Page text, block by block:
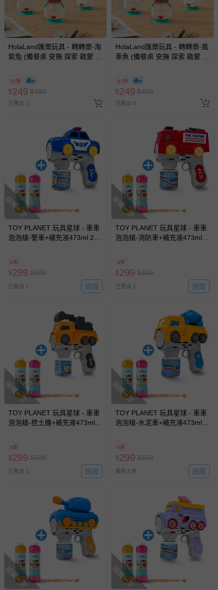
HolaLand匯樂玩具 - 轉轉樂-淘
氣兔 (備餐桌 安撫 探索 啟蒙 寶
51折
$249 $490
已售出 2
HolaLand匯樂玩具 - 轉轉樂-風
車魚 (備餐桌 安撫 探索 啟蒙 寶
51折
$249 $490
已售出 9
搶購一空
TOY PLANET 玩具星球 - 車車
泡泡槍-警車+補充液473ml 2瓶
6折
$299 $500
已售出 1 追蹤
搶購一空
TOY PLANET 玩具星球 - 車車
泡泡槍-消防車+補充液473ml 2
6折
$299 $500
已售出 1 追蹤
搶購一空
TOY PLANET 玩具星球 - 車車
泡泡槍-挖土機+補充液473ml 2
6折
$299 $500
已售出 1 追蹤
搶購一空
TOY PLANET 玩具星球 - 車車
泡泡槍-水泥車+補充液473ml 2
6折
$299 $500
最新上架 追蹤
搶購一空 搶購一空